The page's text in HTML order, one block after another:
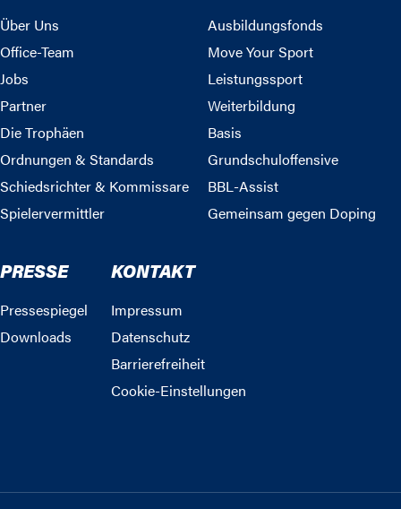
Über Uns
Office-Team
Jobs
Partner
Die Trophäen
Ordnungen & Standards
Schiedsrichter & Kommissare
Spielervermittler
Ausbildungsfonds
Move Your Sport
Leistungssport
Weiterbildung
Basis
Grundschuloffensive
BBL-Assist
Gemeinsam gegen Doping
PRESSE
Pressespiegel
Downloads
KONTAKT
Impressum
Datenschutz
Barrierefreiheit
Cookie-Einstellungen